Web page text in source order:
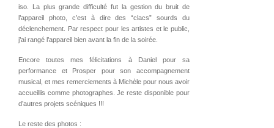
iso. La plus grande difficulté fut la gestion du bruit de
l’appareil photo, c’est à dire des “clacs” sourds du
déclenchement. Par respect pour les artistes et le public,
j’ai rangé l’appareil bien avant la fin de la soirée.
Encore toutes mes félicitations à Daniel pour sa
performance et Prosper pour son accompagnement
musical, et mes remerciements à Michèle pour nous avoir
accueillis comme photographes. Je reste disponible pour
d’autres projets scéniques !!!
Le reste des photos :